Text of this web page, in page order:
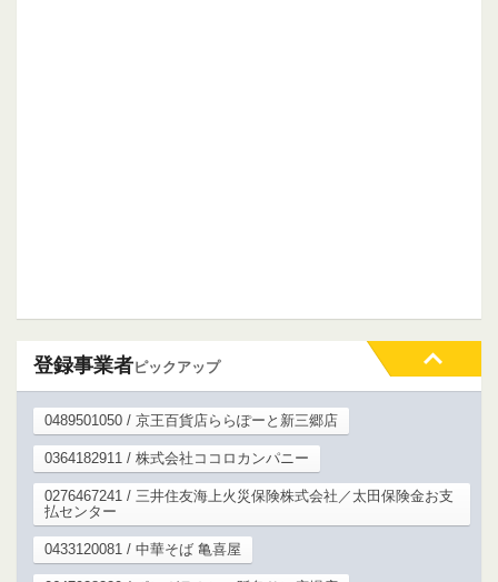
登録事業者ピックアップ
0489501050 / 京王百貨店ららぽーと新三郷店
0364182911 / 株式会社ココロカンパニー
0276467241 / 三井住友海上火災保険株式会社／太田保険金お支
払センター
0433120081 / 中華そば 亀喜屋